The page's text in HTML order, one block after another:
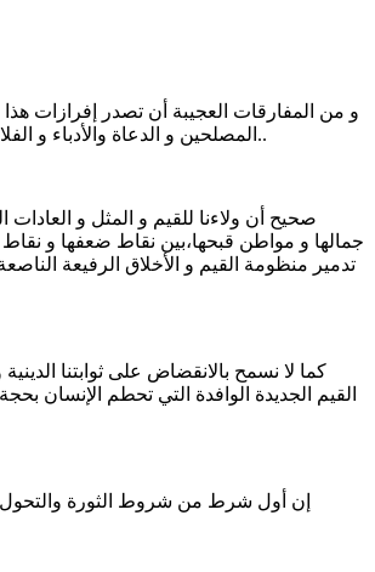
و من المفارقات العجيبة أن تصدر إفرازات
المصلحين و الدعاة والأدباء و الفلاسفة و المثقفين باستثناء ثورتنا التي يراد لها أن تقوم على أكتاف الفوضويين و الملحدين المتطرفين و المشاغبين و أشباه المثقفين و دعاة التحرر و الانفتاح المزعوم..
صحيح أن ولاءنا للقيم و المثل و
جمالها و مواطن قبحها،بين نقاط ضعفها و نقاط
تدمير منظومة القيم و الأخلاق الرفيعة
كما لا نسمح بالانقضاض على ثوابتنا
القيم الجديدة الوافدة التي تحطم الإنسان
إن أول شرط من شروط الثورة والتحول